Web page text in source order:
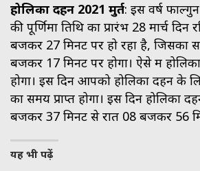
होलिका दहन 2021 मुहूर्त: इस वर्ष
की पूर्णिमा तिथि का प्रारंभ 28 मार्च दिन
बजकर 27 मिनट पर हो रहा है, जिसका
बजकर 17 मिनट पर होगा। ऐसे में
होगा। इस दिन आपको होलिका दहन के
का समय प्राप्त होगा। इस दिन होलिका
बजकर 37 मिनट से रात 08 बजकर 56
यह भी पढ़ें